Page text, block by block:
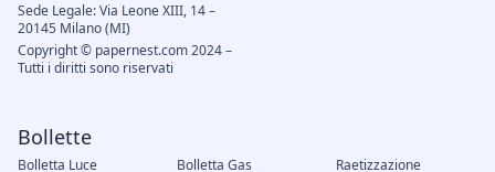
Bollette
Bolletta Luce Bolletta Gas
Raetizzazione
Sede Legale: Via Leone XIII, 14 –
20145 Milano (MI)
Copyright © papernest.com 2024 –
Tutti i diritti sono riservati